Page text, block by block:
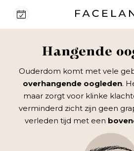
Hangende
Ouderdom komt met vele
overhangende oogleden.
maar zorgt voor klinke
verminderd zicht zijn geen
verleden tijd met een